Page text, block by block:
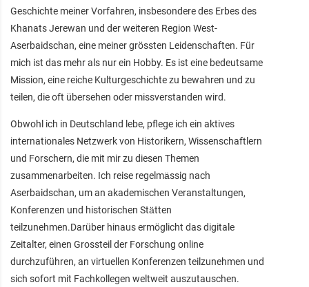
Geschichte meiner Vorfahren, insbesondere des Erbes des
Khanats Jerewan und der weiteren Region West-
Aserbaidschan, eine meiner grössten Leidenschaften. Für
mich ist das mehr als nur ein Hobby. Es ist eine bedeutsame
Mission, eine reiche Kulturgeschichte zu bewahren und zu
teilen, die oft übersehen oder missverstanden wird.
Obwohl ich in Deutschland lebe, pflege ich ein aktives
internationales Netzwerk von Historikern, Wissenschaftlern
und Forschern, die mit mir zu diesen Themen
zusammenarbeiten. Ich reise regelmässig nach
Aserbaidschan, um an akademischen Veranstaltungen,
Konferenzen und historischen Stätten
teilzunehmen.Darüber hinaus ermöglicht das digitale
Zeitalter, einen Grossteil der Forschung online
durchzuführen, an virtuellen Konferenzen teilzunehmen und
sich sofort mit Fachkollegen weltweit auszutauschen.